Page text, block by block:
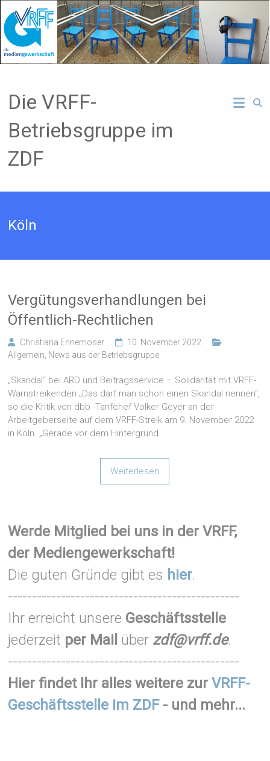
Inhalt
springen
Die VRFF-
Betriebsgruppe im
ZDF
Köln
Vergütungsverhandlungen bei
Öffentlich-Rechtlichen
Christiana Ennemoser
10. November 2022
Allgemein News aus der Betriebsgruppe
„Skandal“ bei ARD und Beitragsservice – Solidarität mit VRFF-
Warnstreikenden „Das darf man schon einen Skandal nennen“,
so die Kritik von dbb -Tarifchef Volker Geyer an der
Arbeitgeberseite auf dem VRFF-Streik am 9. November 2022
in Köln. „Gerade vor dem Hintergrund
Weiterlesen
Werde Mitglied bei uns in der VRFF,
der Mediengewerkschaft!
Die guten Gründe gibt es hier.
------------------------------------------------
Ihr erreicht unsere Geschäftsstelle
jederzeit per Mail über zdf@vrff.de.
------------------------------------------------
Hier findet Ihr alles weitere zurVRFF-
Geschäftsstelle im ZDF- und mehr...